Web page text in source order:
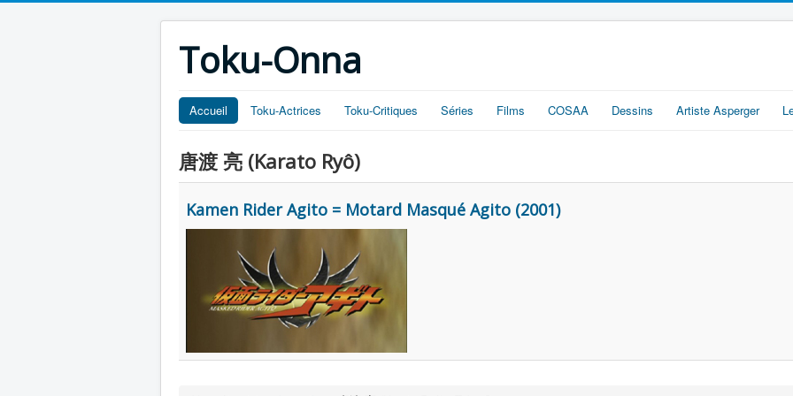
Toku-Onna
Accueil Toku-Actrices Toku-Critiques Séries Films COSAA Dessins Artiste Asperger
唐渡 亮 (Karato Ryô)
Kamen Rider Agito = Motard Masqué Agito (2001)